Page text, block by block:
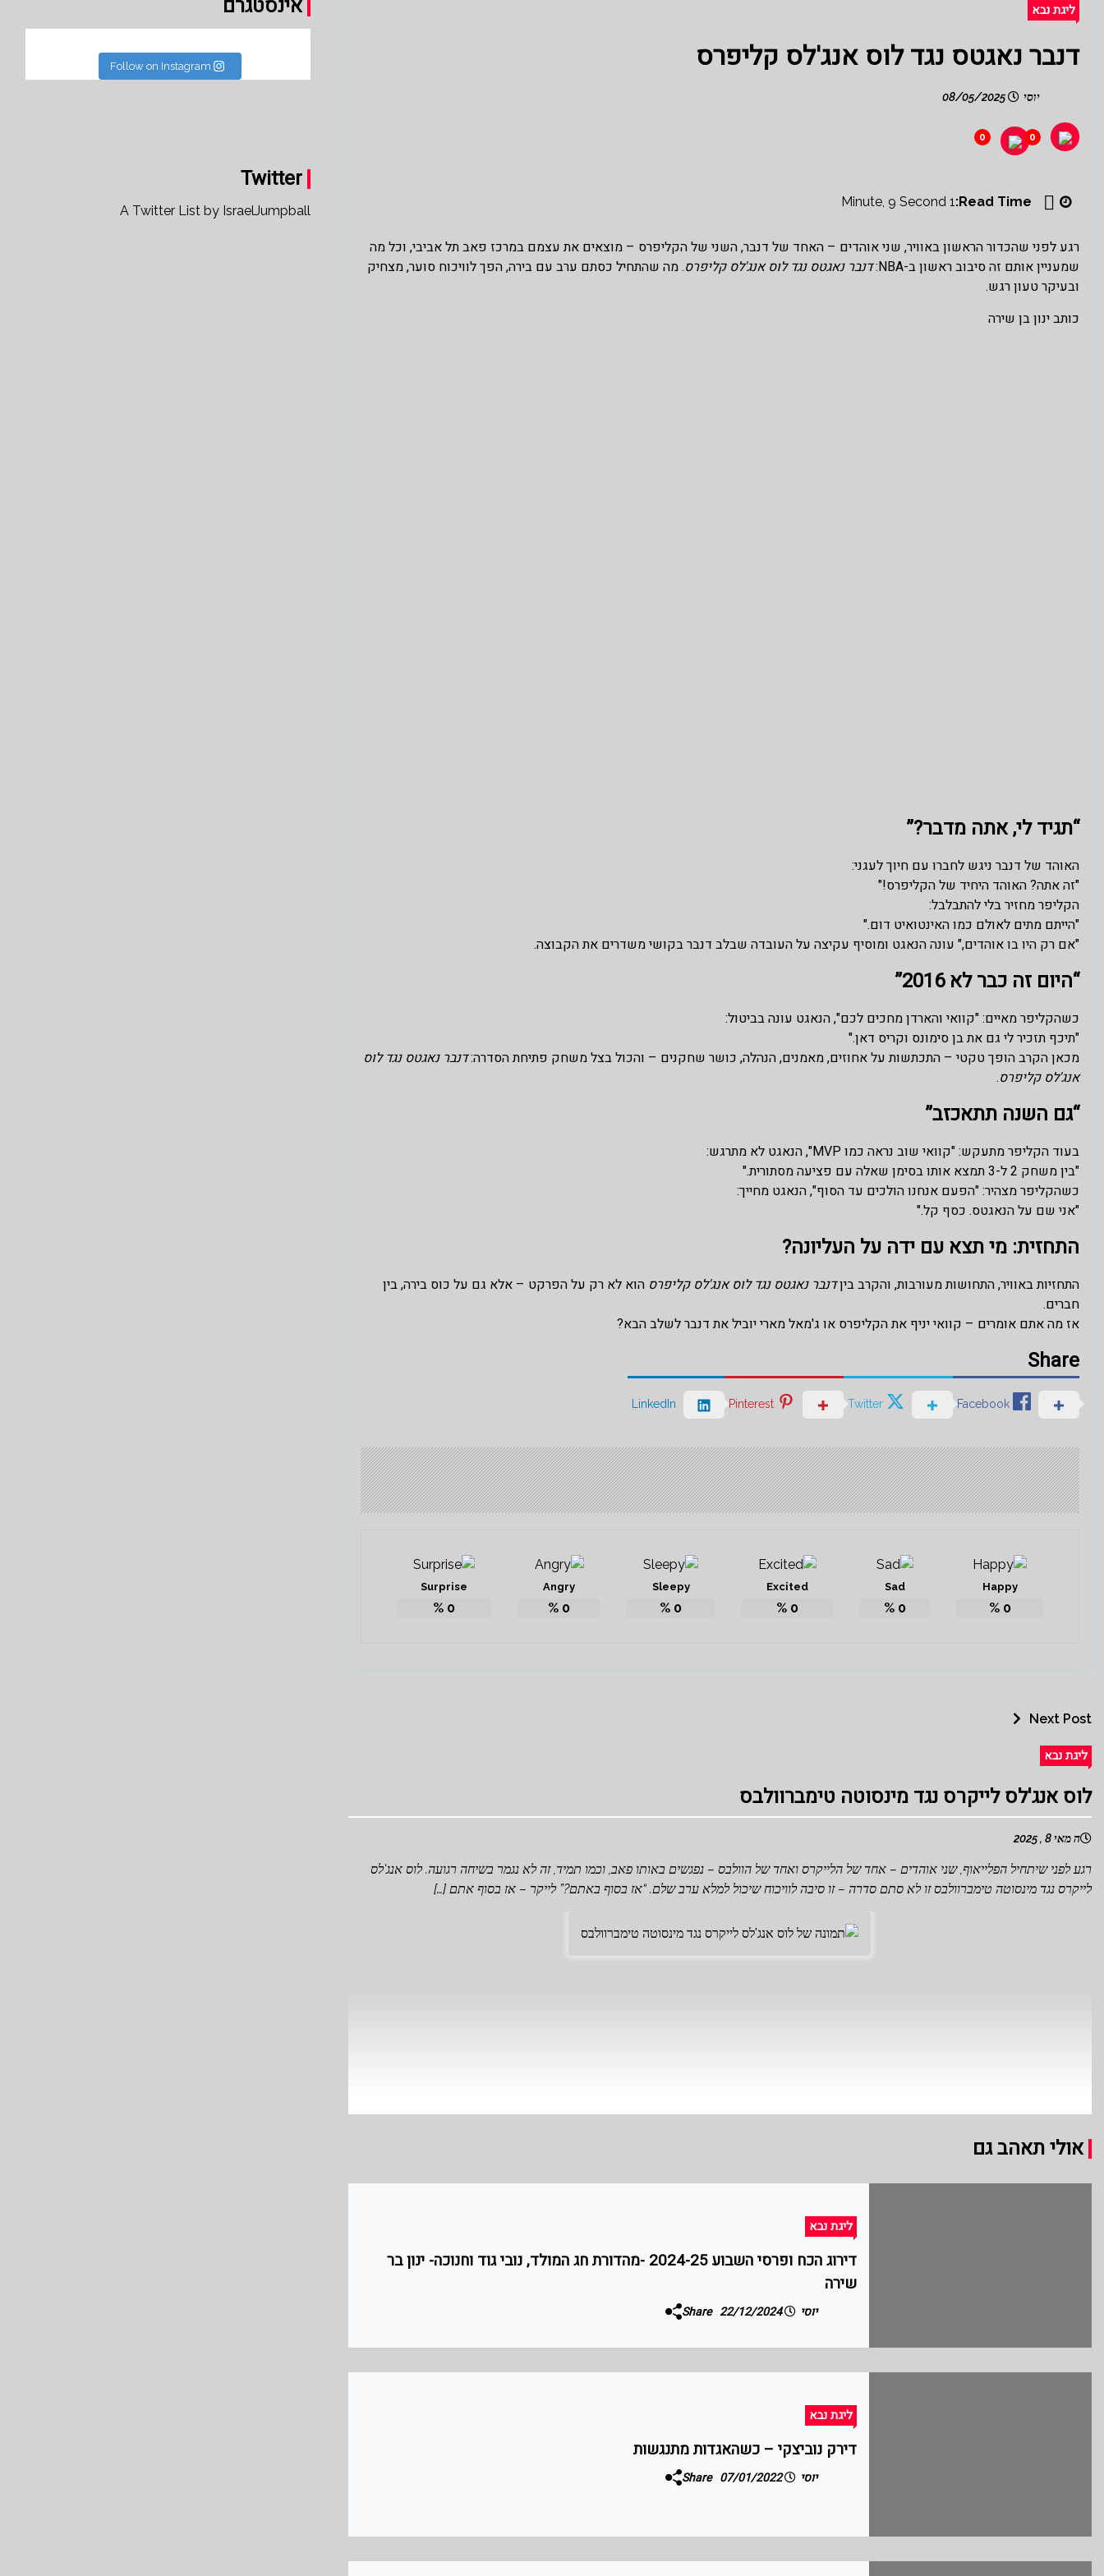
ליגת נבא
דנבר נאגטס נגד לוס אנג'לס קליפרס
יוסי
0
0
Read Time:
1 Minute, 9 Second
רגע לפני שהכדור הראשון באוויר, שני אוהדים – האחד של דנבר, השני של הקליפרס – מוצאים את עצמם במרכז פאב תל אביבי, וכל מה
שמעניין אותם זה סיבוב ראשון ב-NBA:
דנבר נאגטס נגד לוס אנג'לס קליפרס. מה שהתחיל כסתם ערב עם בירה, הפך לוויכוח סוער, מצחיק
ובעיקר טעון רגש.
כותב ינון בן שירה
“תגיד לי, אתה מדבר?”
האוהד של דנבר ניגש לחברו עם חיוך לעגני:
"זה אתה? האוהד היחיד של הקליפרס!"
הקליפר מחזיר בלי להתבלבל:
"הייתם מתים לאולם כמו האינטואיט דום."
"אם רק היו בו אוהדים," עונה הנאגט ומוסיף עקיצה על העובדה שבלב דנבר בקושי משדרים את הקבוצה.
“היום זה כבר לא 2016”
כשהקליפר מאיים: "קוואי והארדן מחכים לכם", הנאגט עונה בביטול:
"תיכף תזכיר לי גם את בן סימונס וקריס דאן."
מכאן הקרב הופך טקטי – התכתשות על אחוזים, מאמנים, הנהלה, כושר שחקנים – והכול בצל משחק פתיחת הסדרה:דנבר נאגטס נגד לוס
אנג'לס קליפרס.
“גם השנה תתאכזב”
בעוד הקליפר מתעקש: "קוואי שוב נראה כמו MVP", הנאגט לא מתרגש:
"בין משחק 2 ל-3 תמצא אותו בסימן שאלה עם פציעה מסתורית."
כשהקליפר מצהיר: "הפעם אנחנו הולכים עד הסוף", הנאגט מחייך:
"אני שם על הנאגטס. כסף קל."
התחזית: מי תצא עם ידה על העליונה?
התחזיות באוויר, התחושות מעורבות, והקרב ביןדנבר נאגטס נגד לוס אנג'לס קליפרס הוא לא רק על הפרקט – אלא גם על כוס בירה, בין
חברים.
אז מה אתם אומרים – קוואי יניף את הקליפרס או ג'מאל מארי יוביל את דנבר לשלב הבא?
Share
Facebook
Twitter
Pinterest
LinkedIn
Happy
0
%
Sad
0
%
Excited
0
%
Sleepy
0
%
Angry
0
%
Surprise
0
%
Next Post
ליגת נבא
לוס אנג'לס לייקרס נגד מינסוטה טימברוולבס
ה מאי 8 , 2025
רגע לפני שיתחיל הפלייאוף, שני אוהדים – אחד של הלייקרס ואחד של הוולבס – נפגשים באותו פאב, וכמו תמיד, זה לא נגמר בשיחה רגועה. לוס אנג'לס
לייקרס נגד מינסוטה טימברוולבס זו לא סתם סדרה – זו סיבה לוויכוח שיכול למלא ערב שלם. “אז בסוף באתם?” לייקר – אז בסוף אתם […]
אולי תאהב גם
ליגת נבא
דירוג הכח ופרסי השבוע 2024-25 -מהדורת חג המולד, נובי גוד וחנוכה- ינון בר
שירה
יוסי 22/12/2024
Share
ליגת נבא
דירק נוביצקי – כשהאגדות מתנגשות
יוסי 07/01/2022
Share
אינסטגרם
Follow on Instagram
Twitter
A Twitter List by IsraelJumpball